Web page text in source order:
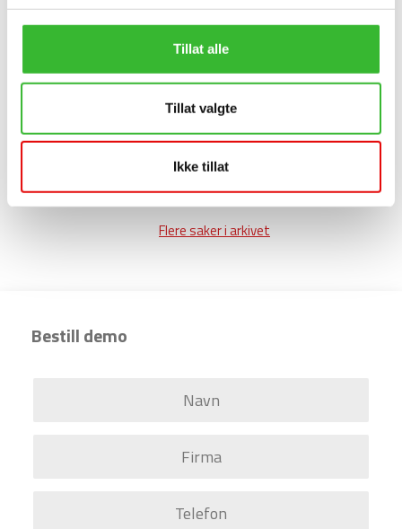
Tillat alle
Tillat valgte
Ikke tillat
Extend – ISO 9001 sertifisert
Ny og forbedret utgave – EQS 10.0 er lansert
Flere saker i arkivet
Bestill demo